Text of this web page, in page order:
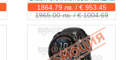
1864.79 лв. / € 953.45
1965.00 лв. / € 1004.69